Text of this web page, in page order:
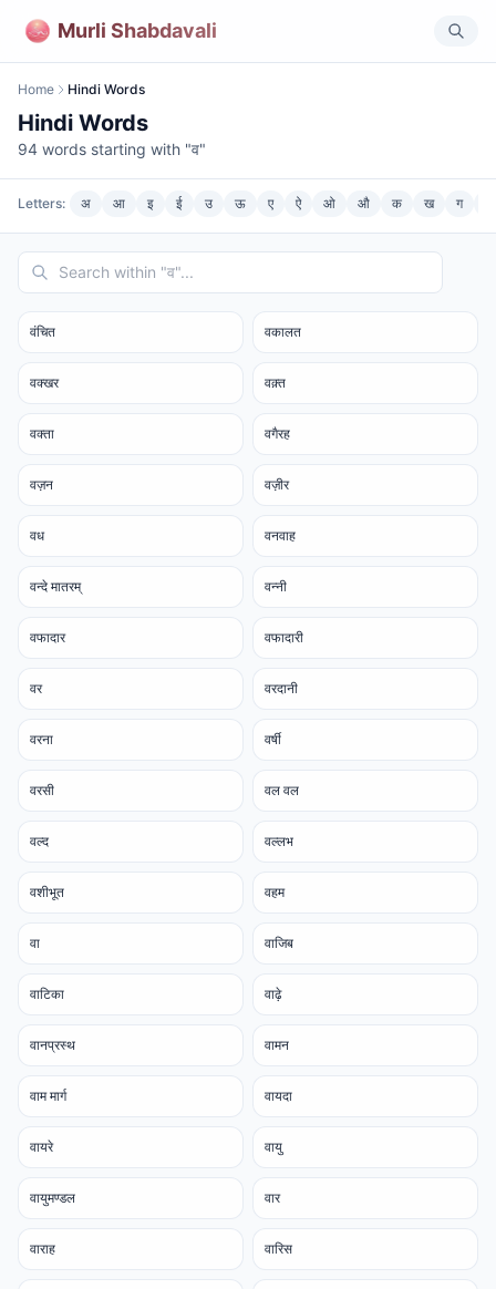
Murli Shabdavali
Home Hindi Words
Hindi Words
94 words starting with "व"
Letters: अ आ इ ई उ ऊ ए ऐ ओ औ क ख ग
वंचित वकालत
वक्खर वक़्त
वक्ता वगैरह
वज़न वज़ीर
वध वनवाह
वन्दे मातरम् वन्नी
वफादार वफादारी
वर वरदानी
वरना वर्षी
वरसी वल वल
वल्द वल्लभ
वशीभूत वहम
वा वाजिब
वाटिका वाढ़े
वानप्रस्थ वामन
वाम मार्ग वायदा
वायरे वायु
वायुमण्डल वार
वाराह वारिस